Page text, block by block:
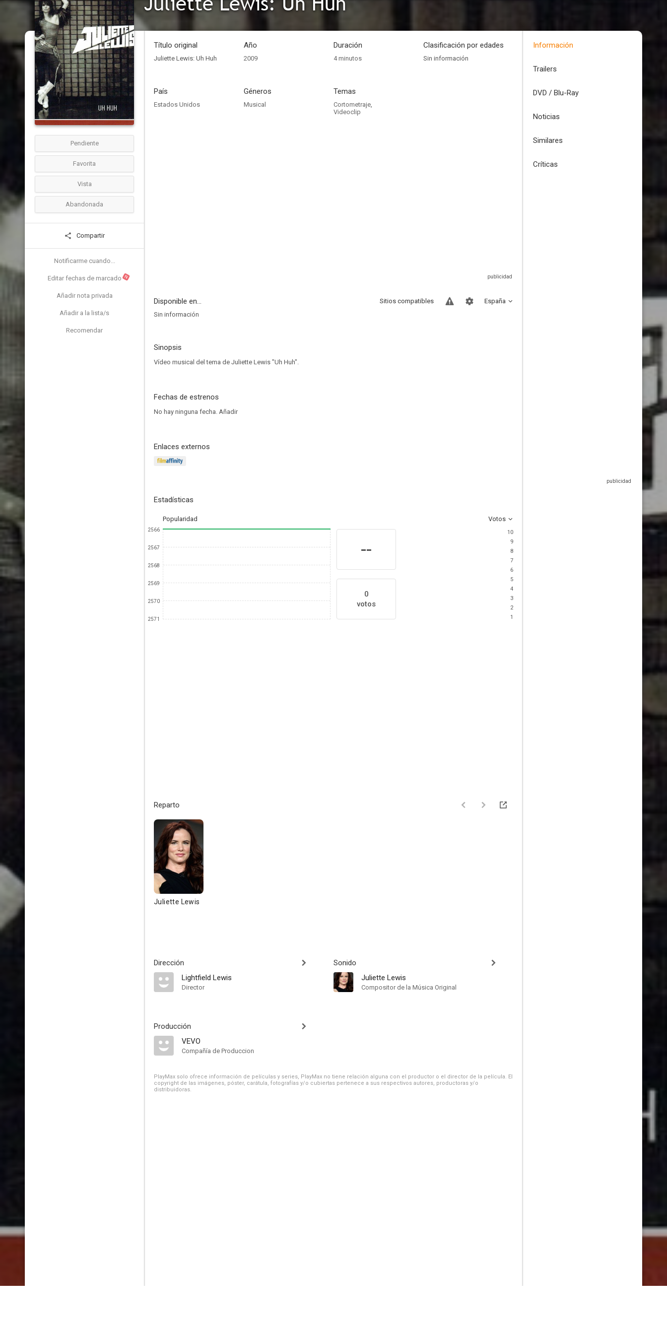
Pendiente
Favorita
Vista
Abandonada
Compartir
Notificarme cuando...
Editar fechas de marcado N
Añadir nota privada
Añadir a la lista/s
Recomendar
Título original
Juliette Lewis: Uh Huh
Año
2009
Duración
4 minutos
Clasificación por edades
Sin información
País
Estados Unidos
Géneros
Musical
Temas
Cortometraje,
Videoclip
Disponible en... España
Sitios compatibles
Sin información
Sinopsis
Vídeo musical del tema de Juliette Lewis "Uh Huh".
Fechas de estrenos
No hay ninguna fecha. Añadir
Enlaces externos
Estadísticas
Popularidad Votos
2566
2567
2568
2569
2570
2571
--
0
votos
10
9
8
7
6
5
4
3
2
1
Reparto
Juliette Lewis
Dirección
Lightfield Lewis
Director
Producción
VEVO
Compañía de Produccion
Sonido
Juliette Lewis
Compositor de la Música Original
PlayMax solo ofrece información de películas y series, PlayMax no tiene relación alguna con el productor o el director de la película. El
copyright de las imágenes, póster, carátula, fotografías y/o cubiertas pertenece a sus respectivos autores, productoras y/o
distribuidoras.
Información
Trailers
DVD / Blu-Ray
Noticias
Similares
Críticas